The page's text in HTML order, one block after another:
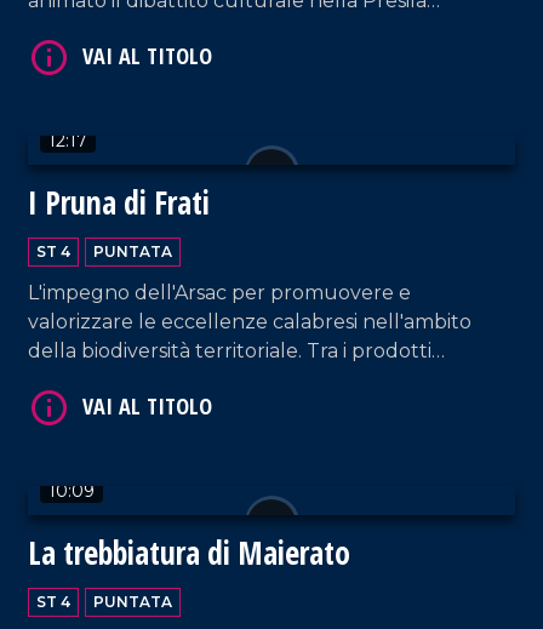
12:17
I Pruna di Frati
ST 4 PUNTATA
L'impegno dell'Arsac per promuovere e
valorizzare le eccellenze calabresi nell'ambito
della biodiversità territoriale. Tra i prodotti
Terranova Sappo Minulio.
10:09
La trebbiatura di Maierato
ST 4 PUNTATA
VAI AL TITOLO